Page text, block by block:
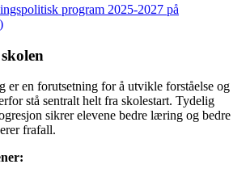
program 2025-2027 på
)
er en forutsetning for å utvikle forståelse og
stå sentralt helt fra skolestart. Tydelig
sikrer elevene bedre læring og bedre
frafall.